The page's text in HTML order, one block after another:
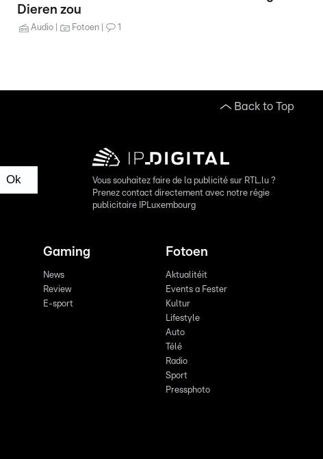
Dieren zou
Audio Fotoen 1
Back to Top
Ok
Vous souhaitez faire de la publicité sur RTL.lu ?
Prenez contact directement avec notre régie
publicitaire IPLuxembourg
Gaming
News
Review
E-sport
Fotoen
Aktualitéit
Events a Fester
Kultur
Lifestyle
Auto
Télé
Radio
Sport
Pressphoto